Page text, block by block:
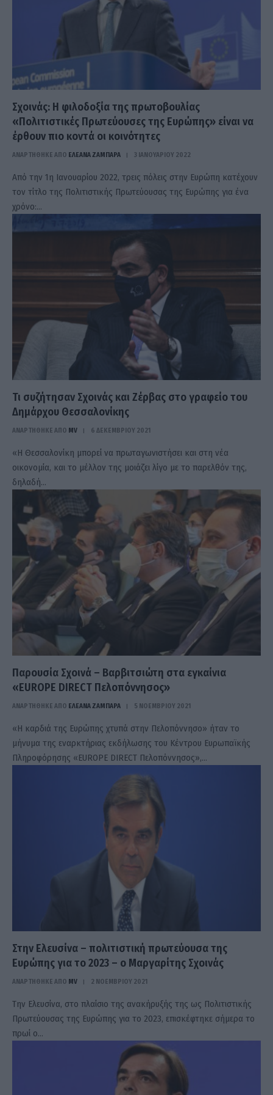
Σχοινάς: Η φιλοδοξία της πρωτοβουλίας
«Πολιτιστικές Πρωτεύουσες της Ευρώπης» είναι να
έρθουν πιο κοντά οι κοινότητες
ΑΝΑΡΤΗΘΗΚΕ ΑΠΟ ΕΛΕΑΝΑ ΖΑΜΠΑΡΑ 3 ΙΑΝΟΥΑΡΊΟΥ 2022
Από την 1η Ιανουαρίου 2022, τρεις πόλεις στην Ευρώπη κατέχουν
τον τίτλο της Πολιτιστικής Πρωτεύουσας της Ευρώπης για ένα
χρόνο:…
Τι συζήτησαν Σχοινάς και Ζέρβας στο γραφείο του
Δημάρχου Θεσσαλονίκης
ΑΝΑΡΤΗΘΗΚΕ ΑΠΟ MV 6 ΔΕΚΕΜΒΡΊΟΥ 2021
«Η Θεσσαλονίκη μπορεί να πρωταγωνιστήσει και στη νέα
οικονομία, και το μέλλον της μοιάζει λίγο με το παρελθόν της,
δηλαδή…
Παρουσία Σχοινά – Βαρβιτσιώτη στα εγκαίνια
«ΕUROPE DIRECT Πελοπόννησος»
ΑΝΑΡΤΗΘΗΚΕ ΑΠΟ ΕΛΕΑΝΑ ΖΑΜΠΑΡΑ 5 ΝΟΕΜΒΡΊΟΥ 2021
«Η καρδιά της Ευρώπης χτυπά στην Πελοπόννησο» ήταν το
μήνυμα της εναρκτήριας εκδήλωσης του Κέντρου Ευρωπαϊκής
Πληροφόρησης «EUROPE DIRECT Πελοπόννησος»,…
Στην Ελευσίνα – πολιτιστική πρωτεύουσα της
Ευρώπης για το 2023 – ο Μαργαρίτης Σχοινάς
ΑΝΑΡΤΗΘΗΚΕ ΑΠΟ MV 2 ΝΟΕΜΒΡΊΟΥ 2021
Την Ελευσίνα, στο πλαίσιο της ανακήρυξής της ως Πολιτιστικής
Πρωτεύουσας της Ευρώπης για το 2023, επισκέφτηκε σήμερα το
πρωί ο…